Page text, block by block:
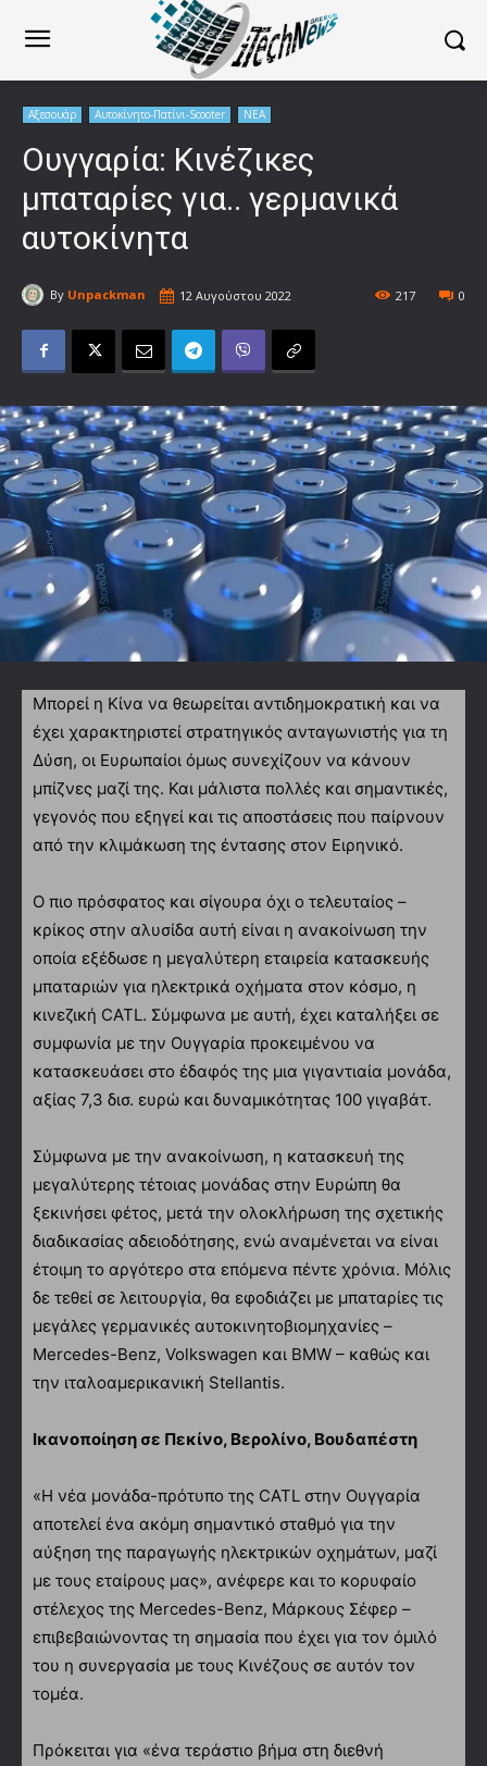
Αξεσουάρ Αυτοκίνητο-Πατίνι-Scooter ΝΕΑ
Ουγγαρία: Κινέζικες
μπαταρίες για.. γερμανικά
αυτοκίνητα
By Unpackman 12 Αυγούστου 2022 0
217
Μπορεί η Κίνα να θεωρείται αντιδημοκρατική και να
έχει χαρακτηριστεί στρατηγικός ανταγωνιστής για τη
Δύση, οι Ευρωπαίοι όμως συνεχίζουν να κάνουν
μπίζνες μαζί της. Και μάλιστα πολλές και σημαντικές,
γεγονός που εξηγεί και τις αποστάσεις που παίρνουν
από την κλιμάκωση της έντασης στον Ειρηνικό.
Ο πιο πρόσφατος και σίγουρα όχι ο τελευταίος –
κρίκος στην αλυσίδα αυτή είναι η ανακοίνωση την
οποία εξέδωσε η μεγαλύτερη εταιρεία κατασκευής
μπαταριών για ηλεκτρικά οχήματα στον κόσμο, η
κινεζική CATL. Σύμφωνα με αυτή, έχει καταλήξει σε
συμφωνία με την Ουγγαρία προκειμένου να
κατασκευάσει στο έδαφός της μια γιγαντιαία μονάδα,
αξίας 7,3 δισ. ευρώ και δυναμικότητας 100 γιγαβάτ.
Σύμφωνα με την ανακοίνωση, η κατασκευή της
μεγαλύτερης τέτοιας μονάδας στην Ευρώπη θα
ξεκινήσει φέτος, μετά την ολοκλήρωση της σχετικής
διαδικασίας αδειοδότησης, ενώ αναμένεται να είναι
έτοιμη το αργότερο στα επόμενα πέντε χρόνια. Μόλις
δε τεθεί σε λειτουργία, θα εφοδιάζει με μπαταρίες τις
μεγάλες γερμανικές αυτοκινητοβιομηχανίες –
Mercedes-Benz, Volkswagen και BMW – καθώς και
την ιταλοαμερικανική Stellantis.
Ικανοποίηση σε Πεκίνο, Βερολίνο, Βουδαπέστη
«Η νέα μονάδα-πρότυπο της CATL στην Ουγγαρία
αποτελεί ένα ακόμη σημαντικό σταθμό για την
αύξηση της παραγωγής ηλεκτρικών οχημάτων, μαζί
με τους εταίρους μας», ανέφερε και το κορυφαίο
στέλεχος της Mercedes-Benz, Μάρκους Σέφερ –
επιβεβαιώνοντας τη σημασία που έχει για τον όμιλό
του η συνεργασία με τους Κινέζους σε αυτόν τον
τομέα.
Πρόκειται για «ένα τεράστιο βήμα στη διεθνή